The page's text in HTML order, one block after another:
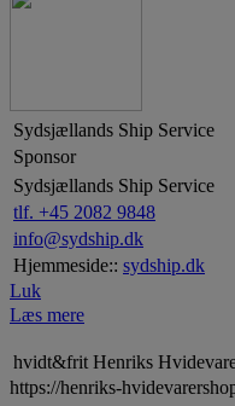
Sydsjællands Ship Service
Sponsor
Sydsjællands Ship Service
tlf. +45 2082 9848
info@sydship.dk
Hjemmeside:: sydship.dk
Luk
Læs mere
hvidt&frit Henriks
https://henriks-